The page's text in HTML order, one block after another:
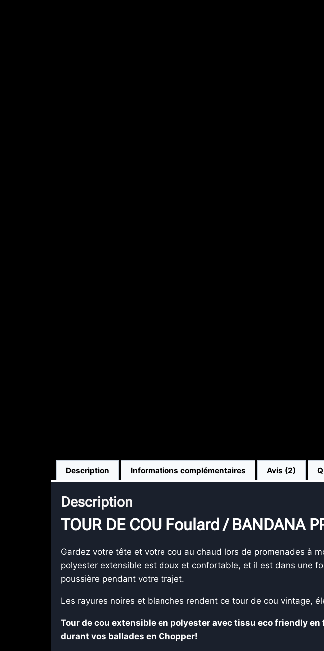
Description Informations complémentaires Avis (2)
Description
TOUR DE COU Foulard / BANDANA
Gardez votre tête et votre cou au chaud lors de promenades à
polyester extensible est doux et confortable, et il est dans une
poussière pendant votre trajet.
Les rayures noires et blanches rendent ce tour de cou vintage,
Tour de cou extensible en polyester avec tissu eco friendly
durant vos ballades en Chopper!